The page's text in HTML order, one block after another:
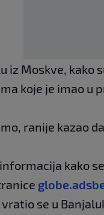
iz Moskve, kako
koje je imao u
ranije kazao
kako
se u